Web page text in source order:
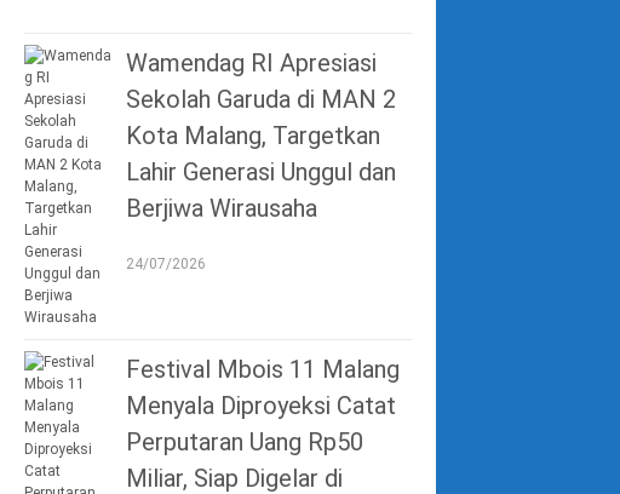
Wamendag RI Apresiasi
Sekolah Garuda di MAN 2
Kota Malang, Targetkan
Lahir Generasi Unggul dan
Berjiwa Wirausaha
24/07/2026
Festival Mbois 11 Malang
Menyala Diproyeksi Catat
Perputaran Uang Rp50
Miliar, Siap Digelar di